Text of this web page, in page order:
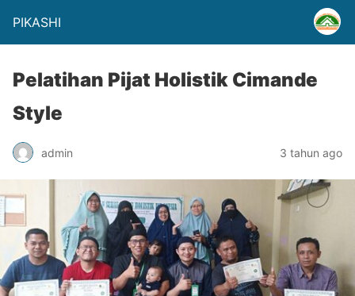
PIKASHI
Pelatihan Pijat Holistik Cimande
Style
admin 3 tahun ago